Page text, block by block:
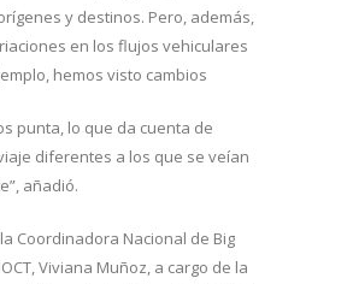
y destinos. Pero, además,
en los flujos vehiculares
hemos visto cambios
punta, lo que da cuenta de
diferentes a los que se veían
añadió.
Coordinadora Nacional de Big
Viviana Muñoz, a cargo de la